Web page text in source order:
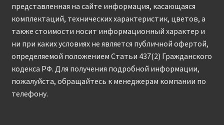
представленная на сайте информация, касающаяся
комплектаций, технических характеристик, цветов, а
также стоимости носит информационный характер и
ни при каких условиях не является публичной офертой,
определяемой положением Статьи 437(2) Гражданского
кодекса РФ. Для получения подробной информации,
пожалуйста, обращайтесь к менеджерам компании по
телефону.